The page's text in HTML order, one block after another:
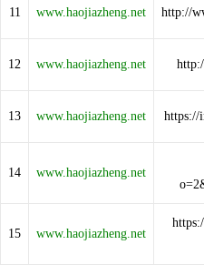
11 www.haojiazheng.net http://
12 www.haojiazheng.net
13 www.haojiazheng.net https://
14 www.haojiazheng.net
15 www.haojiazheng.net